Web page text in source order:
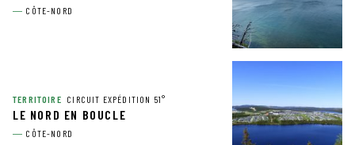
CÔTE-NORD
TERRITOIRE CIRCUIT EXPÉDITION 51°
LE NORD EN BOUCLE
CÔTE-NORD